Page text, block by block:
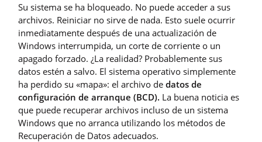
Su sistema se ha bloqueado. No puede acceder a sus
archivos. Reiniciar no sirve de nada. Esto suele ocurrir
inmediatamente después de una actualización de
Windows interrumpida, un corte de corriente o un
apagado forzado. ¿La realidad? Probablemente sus
datos estén a salvo. El sistema operativo simplemente
ha perdido su «mapa»: el archivo de datos de
configuración de arranque (BCD). La buena noticia es
que puede recuperar archivos incluso de un sistema
Windows que no arranca utilizando los métodos de
Recuperación de Datos adecuados.